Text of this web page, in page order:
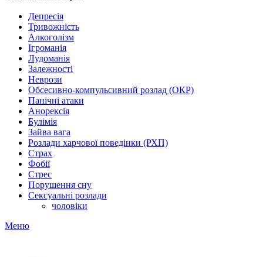
Депресія
Тривожність
Алкоголізм
Ігроманія
Лудоманія
Залежності
Неврози
Обсесивно-компульсивний розлад (ОКР)
Панічні атаки
Анорексія
Булімія
Зайва вага
Розлади харчової поведінки (РХП)
Страх
Фобії
Стрес
Порушення сну
Сексуальні розлади
чоловіки
Меню